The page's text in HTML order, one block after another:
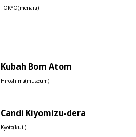
TOKYO(menara)
Kubah Bom Atom
Hiroshima(museum)
Candi Kiyomizu-dera
Kyoto(kuil)